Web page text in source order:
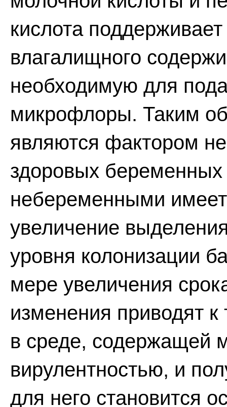
кислота
влагалищного
необходимую для
микрофлоры. Таким
являются фактором
здоровых
небеременными
увеличение
уровня колонизации
мере увеличения
изменения приводят
в среде, содержащей
вирулентностью, и
для него становится